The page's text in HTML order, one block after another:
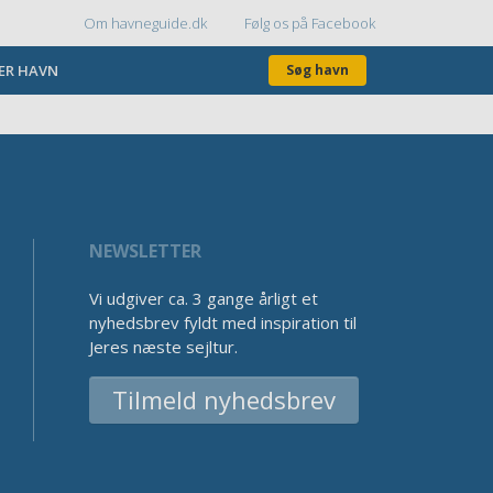
Topmenu
Om havneguide.dk Følg os på Facebook
HAVN Søg havn
NEWSLETTER
Vi udgiver ca. 3 gange årligt et
nyhedsbrev fyldt med inspiration til
Jeres næste sejltur.
Tilmeld nyhedsbrev